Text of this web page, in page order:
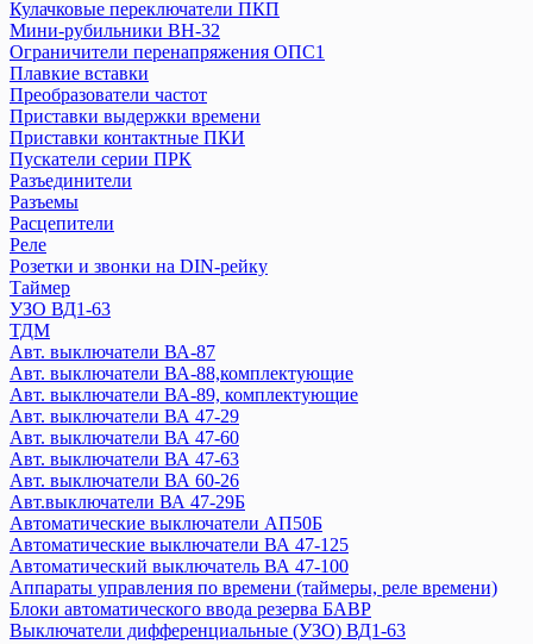
УЗО
IEK
Авт. выключатели ВА77 (воздушные)
Переключатель кулачковый MASTER
Авт. выключатели ВА 44-35
Авт. выключатели ВА 44-33
Авт. выключатели ВА 88 (серия MASTER)
Авт. выключатели ВА 88-32 и доп устройства
Авт. выключатели ВА 88-33, (R)
Авт. выключатели ВА 88-35 и доп устройства
Авт. выключатели ВА 88-37
Устройство защиты от дугового пробоя (УЗДП)
ARMAT
GENERICA
KARAT
Авт. выключатели ВА 44-39
Авт. выключатели ВА 47-100MA
Авт. выключатели ВА 47-60MA
Автоматический ввод резерва АВР
Авт. выключатели ВА 88-40 и доп устройства
Выключатели ВКИ
Выключатель-разъединитель трехпозиционный ВРТ
Дифференциальные автоматы АВДТ32
Дифференциальные автоматы
Кулачковые переключатели ПКП
Мини-рубильники ВН-32
Ограничители перенапряжения ОПС1
Плавкие вставки
Преобразователи частот
Приставки выдержки времени
Приставки контактные ПКИ
Пускатели серии ПРК
Разъединители
Разъемы
Расцепители
Реле
Розетки и звонки на DIN-рейку
Таймер
УЗО ВД1-63
ТДМ
Авт. выключатели ВА-87
Авт. выключатели ВА-88,комплектующие
Авт. выключатели ВА-89, комплектующие
Авт. выключатели ВА 47-29
Авт. выключатели ВА 47-60
Авт. выключатели ВА 47-63
Авт. выключатели ВА 60-26
Авт.выключатели ВА 47-29Б
Автоматические выключатели АП50Б
Автоматические выключатели ВА 47-125
Автоматический выключатель ВА 47-100
Аппараты управления по времени (таймеры, реле времени)
Блоки автоматического ввода резерва БАВР
Выключатели дифференциальные (УЗО) ВД1-63